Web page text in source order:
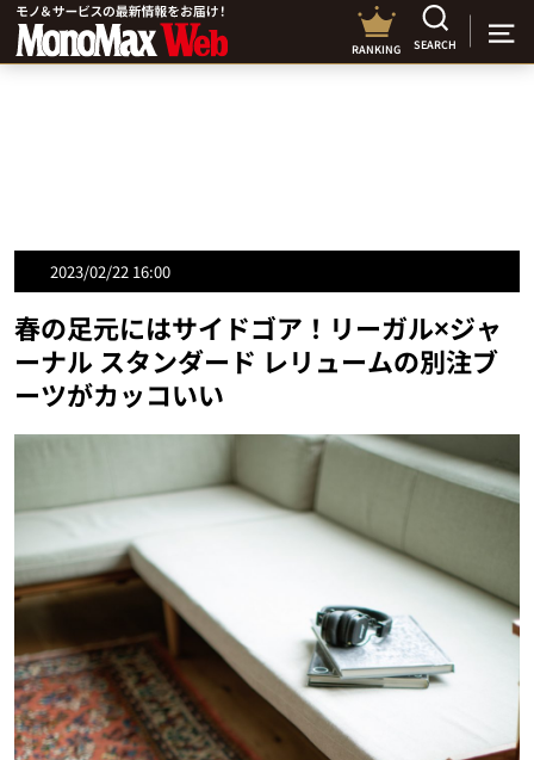
RANKING SEARCH
2023/02/22 16:00
春の足元にはサイドゴア！リーガル×ジャ
ーナル スタンダード レリュームの別注ブ
ーツがカッコいい